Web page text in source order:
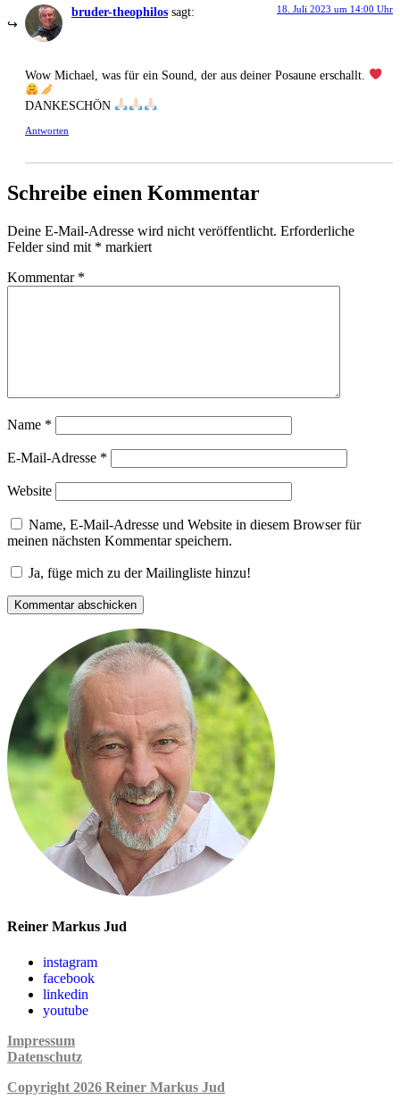
bruder-theophilos sagt: 18. Juli 2023 um 14:00 Uhr
Wow Michael, was für ein Sound, der aus deiner Posaune erschallt.
DANKESCHÖN
Antworten
Schreibe einen Kommentar
Deine E-Mail-Adresse wird nicht veröffentlicht. Erforderliche
Felder sind mit * markiert
Kommentar *
Name *
E-Mail-Adresse *
Website
Name, E-Mail-Adresse und Website in diesem Browser für
meinen nächsten Kommentar speichern.
Ja, füge mich zu der Mailingliste hinzu!
Reiner Markus Jud
instagram
facebook
linkedin
youtube
Impressum
Datenschutz
Copyright 2026 Reiner Markus Jud